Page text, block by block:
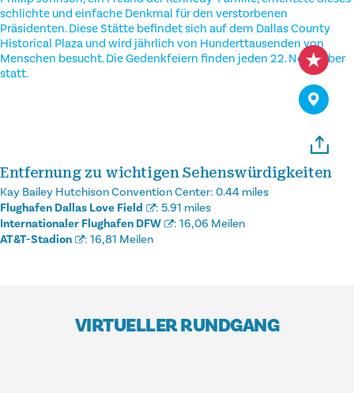
schlichte und einfache Denkmal für den verstorbenen
Präsidenten. Diese Stätte befindet sich auf dem Dallas County
Historical Plaza und wird jährlich von Hunderttausenden von
Menschen besucht. Die Gedenkfeiern finden jeden 22. November
statt.
Entfernung zu wichtigen Sehenswürdigkeiten
Kay Bailey Hutchison Convention Center: 0.44 miles
Flughafen Dallas Love Field
: 5.91 miles
Internationaler Flughafen DFW
: 16,06 Meilen
AT&T-Stadion
: 16,81 Meilen
VIRTUELLER RUNDGANG